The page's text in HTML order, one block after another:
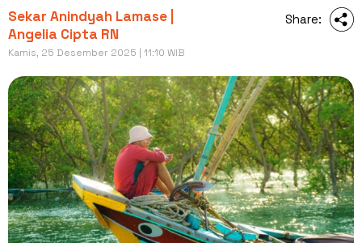
Sekar Anindyah Lamase |
Angelia Cipta RN
Kamis, 25 Desember 2025 | 11:10 WIB
Share: